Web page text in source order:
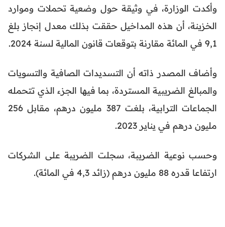
وأكدت الوزارة، في وثيقة حول وضعية تحملات وموارد
الخزينة، أن هذه المداخيل حققت بذلك معدل إنجاز بلغ
9,1 في المائة مقارنة بتوقعات قانون المالية لسنة 2024.
وأضاف المصدر ذاته أن التسديدات الصافية والتسويات
والمبالغ الضريبية المستردة، بما فيها الجزء الذي تتحمله
الجماعات الترابية، بلغت 387 مليون درهم، مقابل 256
مليون درهم في يناير 2023.
وحسب نوعية الضريبة، سجلت الضريبة على الشركات
ارتفاعا قدره 88 مليون درهم (زائد 4,3 في المائة).